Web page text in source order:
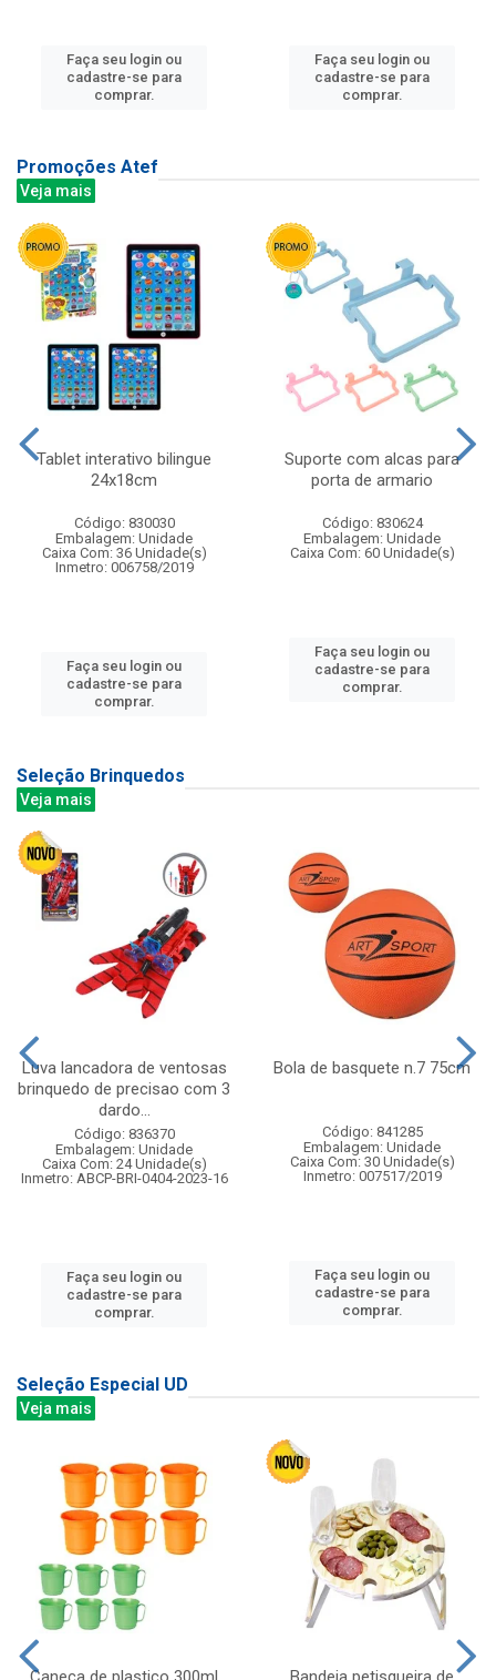
Faça seu login ou
cadastre-se para
comprar.
Faça seu login ou
cadastre-se para
comprar.
Promoções Atef
Veja mais
Tablet interativo bilingue
24x18cm
Código: 830030
Embalagem: Unidade
Caixa Com: 36 Unidade(s)
Inmetro: 006758/2019
Faça seu login ou
cadastre-se para
comprar.
Suporte com alcas para
porta de armario
Código: 830624
Embalagem: Unidade
Caixa Com: 60 Unidade(s)
Faça seu login ou
cadastre-se para
comprar.
Seleção Brinquedos
Veja mais
Luva lancadora de ventosas
brinquedo de precisao com 3
dardo...
Código: 836370
Embalagem: Unidade
Caixa Com: 24 Unidade(s)
Inmetro: ABCP-BRI-0404-2023-16
Faça seu login ou
cadastre-se para
comprar.
Bola de basquete n.7 75cm
Código: 841285
Embalagem: Unidade
Caixa Com: 30 Unidade(s)
Inmetro: 007517/2019
Faça seu login ou
cadastre-se para
comprar.
Seleção Especial UD
Veja mais